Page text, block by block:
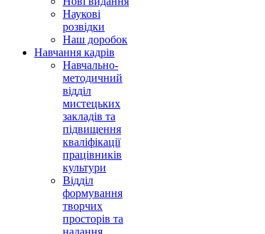
Наукові
розвідки
Наш доробок
Навчання кадрів
Навчально-
методичний
відділ
мистецьких
закладів та
підвищення
кваліфікації
працівників
культури
Відділ
формування
творчих
просторів та
надання